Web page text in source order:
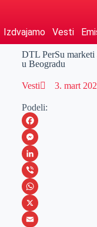
Izdvajamo Vesti
DTL PerSu marketi
u Beogradu
Vesti 3. mart
Podeli:
F
a
c
e
b
o
M
e
s
s
e
L
i
n
k
V
i
b
W
h
X